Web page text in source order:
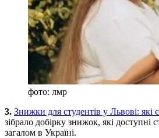
фото: лмр
3. Знижки для студентів у Львові: які
зібрало добірку знижок, які доступні
загалом в Україні.